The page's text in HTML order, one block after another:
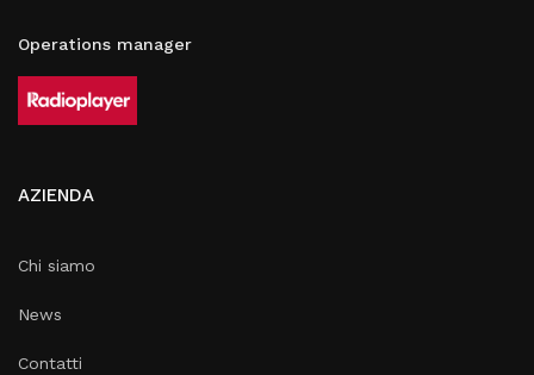
Operations manager
AZIENDA
Chi siamo
News
Contatti